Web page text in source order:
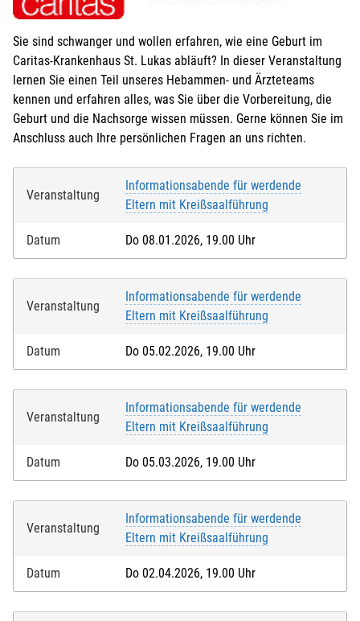
Sie sind schwanger und wollen erfahren, wie eine Geburt im
Caritas-Krankenhaus St. Lukas abläuft? In dieser Veranstaltung
lernen Sie einen Teil unseres Hebammen- und Ärzteteams
kennen und erfahren alles, was Sie über die Vorbereitung, die
Geburt und die Nachsorge wissen müssen. Gerne können Sie im
Anschluss auch Ihre persönlichen Fragen an uns richten.
Veranstaltung
Informationsabende für werdende
Eltern mit Kreißsaalführung
Datum Do 08.01.2026, 19.00 Uhr
Veranstaltung
Informationsabende für werdende
Eltern mit Kreißsaalführung
Datum Do 05.02.2026, 19.00 Uhr
Veranstaltung
Informationsabende für werdende
Eltern mit Kreißsaalführung
Datum Do 05.03.2026, 19.00 Uhr
Veranstaltung
Informationsabende für werdende
Eltern mit Kreißsaalführung
Datum Do 02.04.2026, 19.00 Uhr